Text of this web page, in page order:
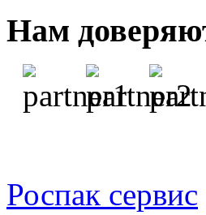
Нам
Роспак сервис